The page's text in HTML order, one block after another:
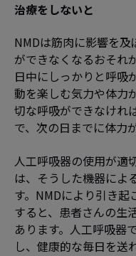
治療をしないと
NMDは筋肉に影響を
ができなくなるおそれ
日中にしっかりと呼吸
動を楽しむ気力や体力
切な呼吸ができなけれ
で、次の日までに体力
人工呼吸器の使用が適
は、そうした機器によ
す。NMDにより引き
すると、患者さんの生
あります。人工呼吸器
し、健康的な毎日を送